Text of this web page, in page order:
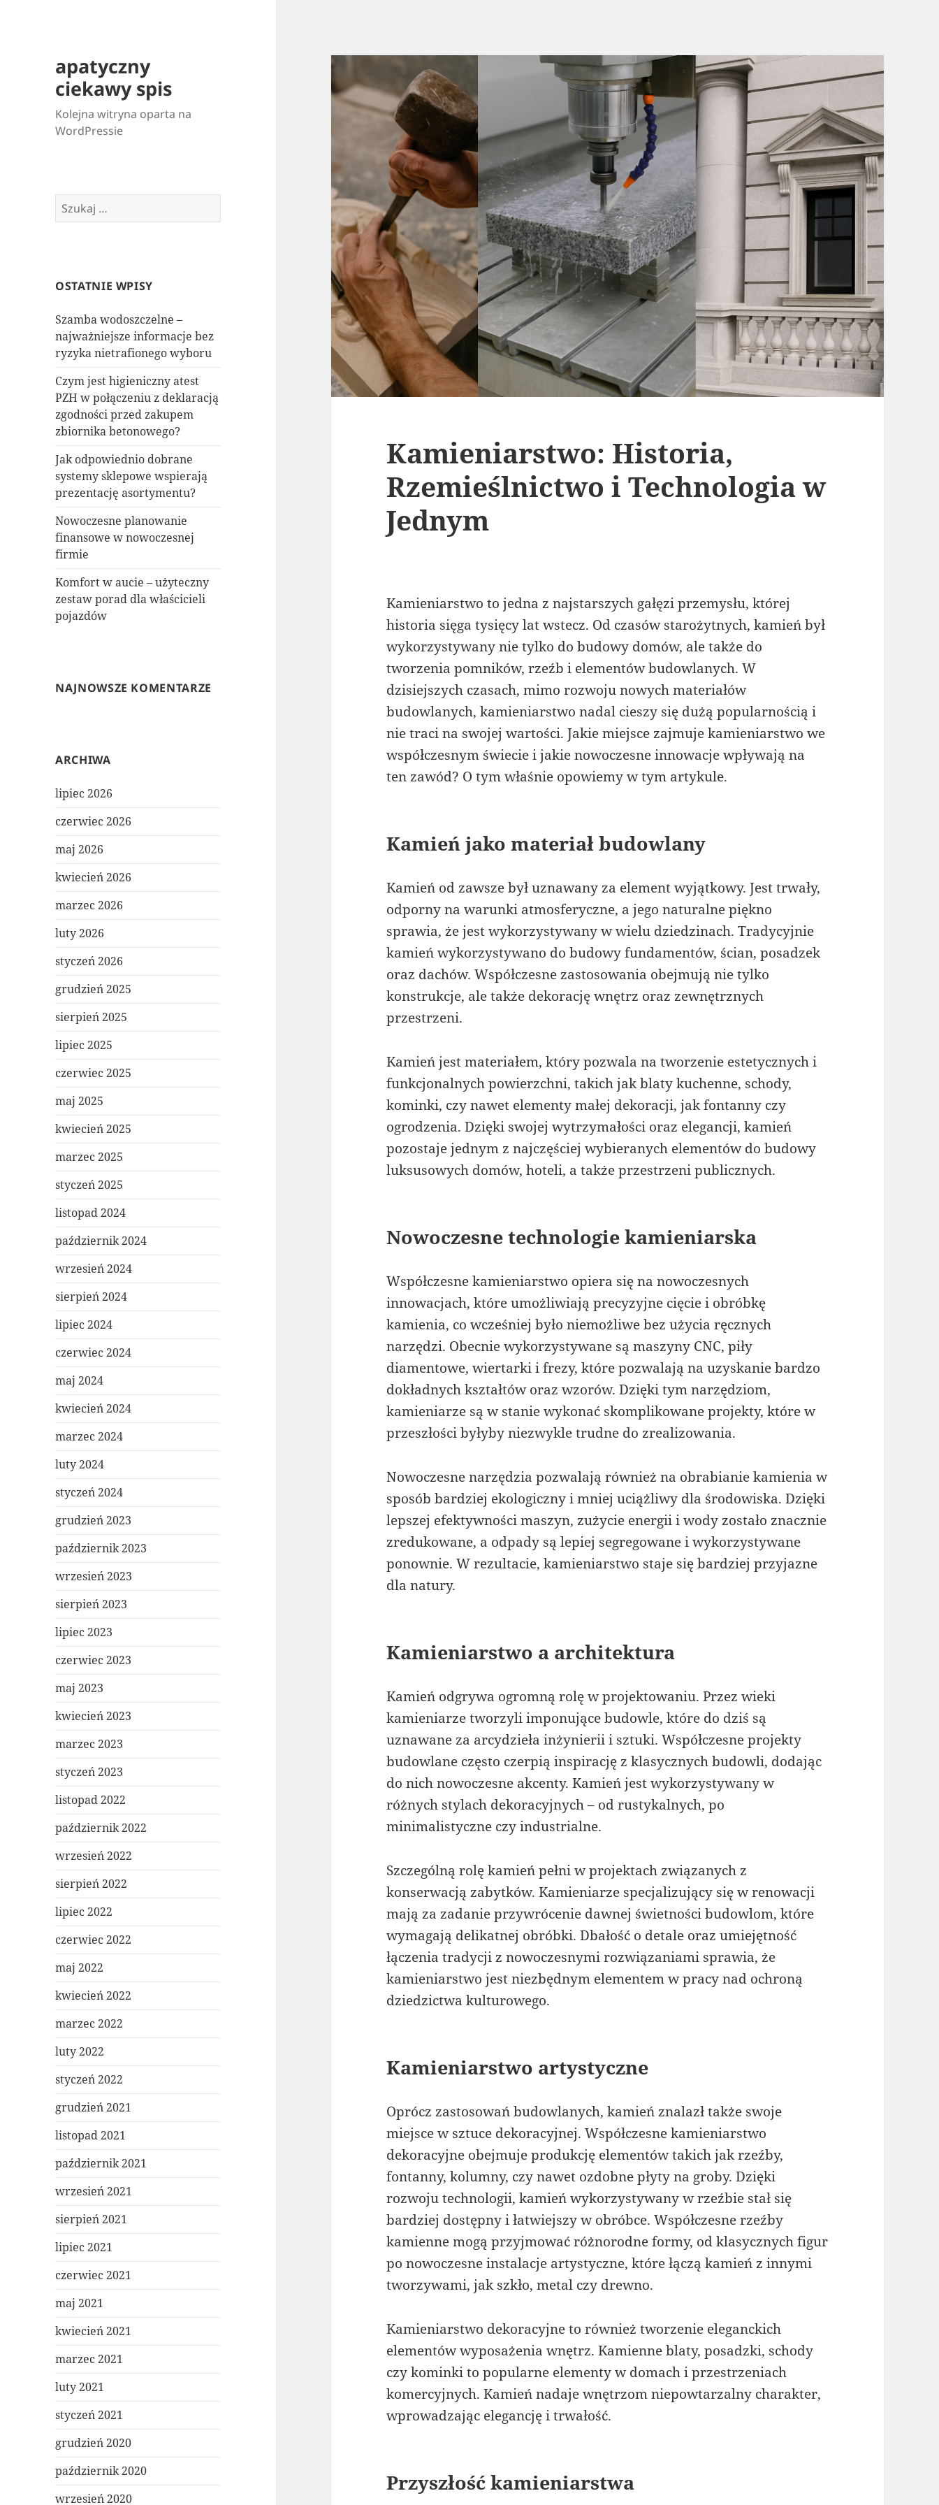
apatyczny
ciekawy spis
Kolejna witryna oparta na
WordPressie
Szukaj:
OSTATNIE WPISY
Szamba wodoszczelne –
najważniejsze informacje bez
ryzyka nietrafionego wyboru
Czym jest higieniczny atest
PZH w połączeniu z deklaracją
zgodności przed zakupem
zbiornika betonowego?
Jak odpowiednio dobrane
systemy sklepowe wspierają
prezentację asortymentu?
Nowoczesne planowanie
finansowe w nowoczesnej
firmie
Komfort w aucie – użyteczny
zestaw porad dla właścicieli
pojazdów
NAJNOWSZE KOMENTARZE
ARCHIWA
lipiec 2026
czerwiec 2026
maj 2026
kwiecień 2026
marzec 2026
luty 2026
styczeń 2026
grudzień 2025
sierpień 2025
lipiec 2025
czerwiec 2025
maj 2025
kwiecień 2025
marzec 2025
styczeń 2025
listopad 2024
październik 2024
wrzesień 2024
sierpień 2024
lipiec 2024
czerwiec 2024
maj 2024
kwiecień 2024
marzec 2024
luty 2024
styczeń 2024
grudzień 2023
październik 2023
wrzesień 2023
sierpień 2023
lipiec 2023
czerwiec 2023
maj 2023
kwiecień 2023
marzec 2023
styczeń 2023
listopad 2022
październik 2022
wrzesień 2022
sierpień 2022
lipiec 2022
czerwiec 2022
maj 2022
kwiecień 2022
marzec 2022
luty 2022
styczeń 2022
grudzień 2021
listopad 2021
październik 2021
wrzesień 2021
sierpień 2021
lipiec 2021
czerwiec 2021
maj 2021
kwiecień 2021
marzec 2021
luty 2021
styczeń 2021
grudzień 2020
październik 2020
wrzesień 2020
Kamieniarstwo: Historia,
Rzemieślnictwo i Technologia w
Jednym
Kamieniarstwo to jedna z najstarszych gałęzi przemysłu, której
historia sięga tysięcy lat wstecz. Od czasów starożytnych, kamień był
wykorzystywany nie tylko do budowy domów, ale także do
tworzenia pomników, rzeźb i elementów budowlanych. W
dzisiejszych czasach, mimo rozwoju nowych materiałów
budowlanych, kamieniarstwo nadal cieszy się dużą popularnością i
nie traci na swojej wartości. Jakie miejsce zajmuje kamieniarstwo we
współczesnym świecie i jakie nowoczesne innowacje wpływają na
ten zawód? O tym właśnie opowiemy w tym artykule.
Kamień jako materiał budowlany
Kamień od zawsze był uznawany za element wyjątkowy. Jest trwały,
odporny na warunki atmosferyczne, a jego naturalne piękno
sprawia, że jest wykorzystywany w wielu dziedzinach. Tradycyjnie
kamień wykorzystywano do budowy fundamentów, ścian, posadzek
oraz dachów. Współczesne zastosowania obejmują nie tylko
konstrukcje, ale także dekorację wnętrz oraz zewnętrznych
przestrzeni.
Kamień jest materiałem, który pozwala na tworzenie estetycznych i
funkcjonalnych powierzchni, takich jak blaty kuchenne, schody,
kominki, czy nawet elementy małej dekoracji, jak fontanny czy
ogrodzenia. Dzięki swojej wytrzymałości oraz elegancji, kamień
pozostaje jednym z najczęściej wybieranych elementów do budowy
luksusowych domów, hoteli, a także przestrzeni publicznych.
Nowoczesne technologie kamieniarska
Współczesne kamieniarstwo opiera się na nowoczesnych
innowacjach, które umożliwiają precyzyjne cięcie i obróbkę
kamienia, co wcześniej było niemożliwe bez użycia ręcznych
narzędzi. Obecnie wykorzystywane są maszyny CNC, piły
diamentowe, wiertarki i frezy, które pozwalają na uzyskanie bardzo
dokładnych kształtów oraz wzorów. Dzięki tym narzędziom,
kamieniarze są w stanie wykonać skomplikowane projekty, które w
przeszłości byłyby niezwykle trudne do zrealizowania.
Nowoczesne narzędzia pozwalają również na obrabianie kamienia w
sposób bardziej ekologiczny i mniej uciążliwy dla środowiska. Dzięki
lepszej efektywności maszyn, zużycie energii i wody zostało znacznie
zredukowane, a odpady są lepiej segregowane i wykorzystywane
ponownie. W rezultacie, kamieniarstwo staje się bardziej przyjazne
dla natury.
Kamieniarstwo a architektura
Kamień odgrywa ogromną rolę w projektowaniu. Przez wieki
kamieniarze tworzyli imponujące budowle, które do dziś są
uznawane za arcydzieła inżynierii i sztuki. Współczesne projekty
budowlane często czerpią inspirację z klasycznych budowli, dodając
do nich nowoczesne akcenty. Kamień jest wykorzystywany w
różnych stylach dekoracyjnych – od rustykalnych, po
minimalistyczne czy industrialne.
Szczególną rolę kamień pełni w projektach związanych z
konserwacją zabytków. Kamieniarze specjalizujący się w renowacji
mają za zadanie przywrócenie dawnej świetności budowlom, które
wymagają delikatnej obróbki. Dbałość o detale oraz umiejętność
łączenia tradycji z nowoczesnymi rozwiązaniami sprawia, że
kamieniarstwo jest niezbędnym elementem w pracy nad ochroną
dziedzictwa kulturowego.
Kamieniarstwo artystyczne
Oprócz zastosowań budowlanych, kamień znalazł także swoje
miejsce w sztuce dekoracyjnej. Współczesne kamieniarstwo
dekoracyjne obejmuje produkcję elementów takich jak rzeźby,
fontanny, kolumny, czy nawet ozdobne płyty na groby. Dzięki
rozwoju technologii, kamień wykorzystywany w rzeźbie stał się
bardziej dostępny i łatwiejszy w obróbce. Współczesne rzeźby
kamienne mogą przyjmować różnorodne formy, od klasycznych figur
po nowoczesne instalacje artystyczne, które łączą kamień z innymi
tworzywami, jak szkło, metal czy drewno.
Kamieniarstwo dekoracyjne to również tworzenie eleganckich
elementów wyposażenia wnętrz. Kamienne blaty, posadzki, schody
czy kominki to popularne elementy w domach i przestrzeniach
komercyjnych. Kamień nadaje wnętrzom niepowtarzalny charakter,
wprowadzając elegancję i trwałość.
Przyszłość kamieniarstwa